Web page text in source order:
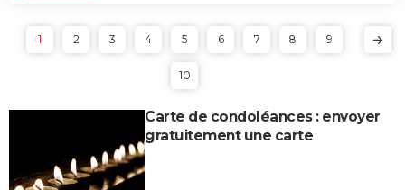
1 2 3 4 5 6 7 8 9
10
Carte de condoléances : envoyer
gratuitement une carte